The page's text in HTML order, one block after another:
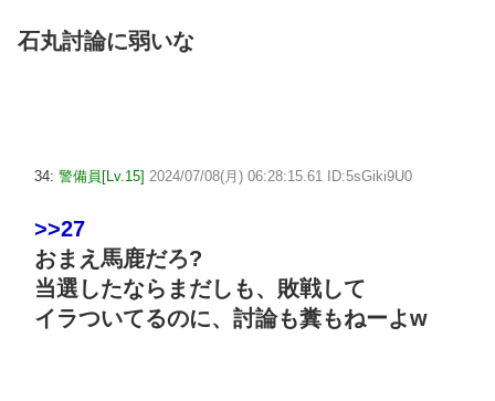
石丸討論に弱いな
34: 警備員[Lv.15] 2024/07/08(月) 06:28:15.61 ID:5sGiki9U0
>>27
おまえ馬鹿だろ?
当選したならまだしも、敗戦して
イラついてるのに、討論も糞もねーよw